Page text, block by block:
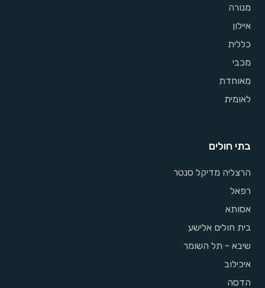
מנורה
איילון
כללית
מכבי
מאוחדת
לאומית
בתי חולים
הרצליה מדיקל סנטר
רפאל
אסותא
בית חולים אלישע
שיבא - תל השומר
איכילוב
הדסה